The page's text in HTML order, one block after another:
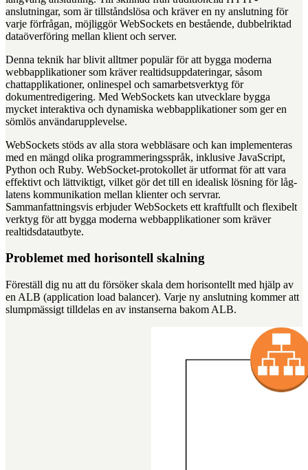
anslutningar, som är tillståndslösa och kräver en ny anslutning för
varje förfrågan, möjliggör WebSockets en bestående, dubbelriktad
dataöverföring mellan klient och server.
Denna teknik har blivit alltmer populär för att bygga moderna
webbapplikationer som kräver realtidsuppdateringar, såsom
chattapplikationer, onlinespel och samarbetsverktyg för
dokumentredigering. Med WebSockets kan utvecklare bygga
mycket interaktiva och dynamiska webbapplikationer som ger en
sömlös användarupplevelse.
WebSockets stöds av alla stora webbläsare och kan implementeras
med en mängd olika programmeringsspråk, inklusive JavaScript,
Python och Ruby. WebSocket-protokollet är utformat för att vara
effektivt och lättviktigt, vilket gör det till en idealisk lösning för låg-
latens kommunikation mellan klienter och servrar.
Sammanfattningsvis erbjuder WebSockets ett kraftfullt och flexibelt
verktyg för att bygga moderna webbapplikationer som kräver
realtidsdatautbyte.
Problemet med horisontell skalning
Föreställ dig nu att du försöker skala dem horisontellt med hjälp av
en ALB (application load balancer). Varje ny anslutning kommer att
slumpmässigt tilldelas en av instanserna bakom ALB.